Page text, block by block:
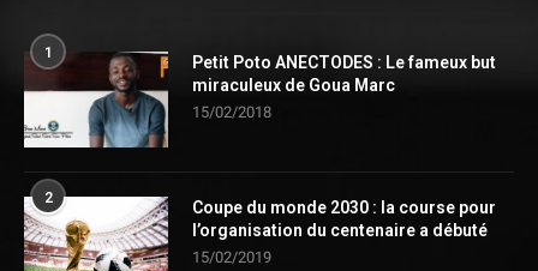
1
Petit Poto ANECTODES : Le fameux but
miraculeux de Goua Marc
15/02/2018
2
Coupe du monde 2030 : la course pour
l’organisation du centenaire a débuté
15/02/2019